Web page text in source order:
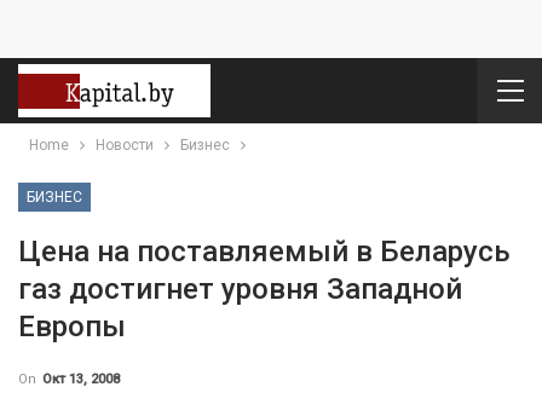
Home Новости Бизнес
БИЗНЕС
Цена на поставляемый в Беларусь
газ достигнет уровня Западной
Европы
On Окт 13, 2008